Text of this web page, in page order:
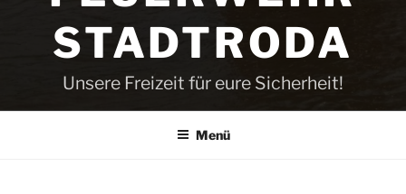
STADTRODA
Unsere Freizeit für eure Sicherheit!
Menü